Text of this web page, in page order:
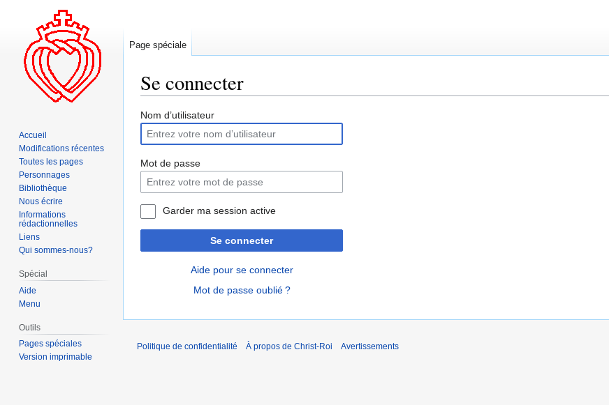
Se connecter
Aller
la
navigation
Aller
la
recherche
Nom d’utilisateur
Mot de passe
Garder ma session active
Se connecter
Aide pour se connecter
Mot de passe oublié ?
Page spéciale
Accueil
Modifications récentes
Toutes les pages
Personnages
Bibliothèque
Nous écrire
Informations
rédactionnelles
Liens
Qui sommes-nous?
Spécial
Aide
Menu
Outils
Pages spéciales
Version imprimable
Politique de confidentialité À propos de Christ-Roi Avertissements